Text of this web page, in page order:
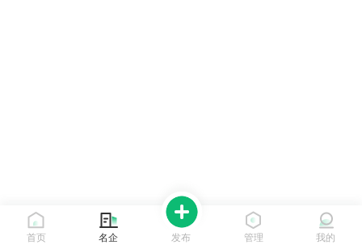
首页 名企 发布 管理 我的